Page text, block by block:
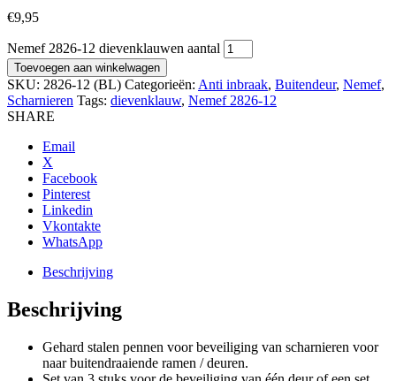
€9,95
Nemef 2826-12 dievenklauwen aantal
Toevoegen aan winkelwagen
SKU: 2826-12 (BL) Categorieën: Anti inbraak, Buitendeur, Nemef,
Scharnieren Tags: dievenklauw, Nemef 2826-12
SHARE
Email
X
Facebook
Pinterest
Linkedin
Vkontakte
WhatsApp
Beschrijving
Beschrijving
Gehard stalen pennen voor beveiliging van scharnieren voor
naar buitendraaiende ramen / deuren.